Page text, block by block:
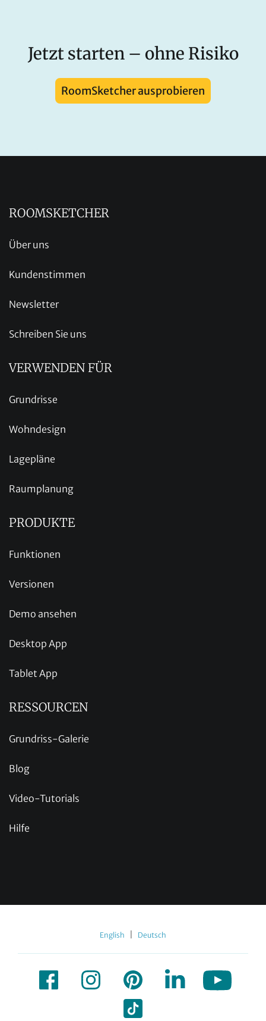
Jetzt starten – ohne Risiko
RoomSketcher ausprobieren
ROOMSKETCHER
Über uns
Kundenstimmen
Newsletter
Schreiben Sie uns
VERWENDEN FÜR
Grundrisse
Wohndesign
Lagepläne
Raumplanung
PRODUKTE
Funktionen
Versionen
Demo ansehen
Desktop App
Tablet App
RESSOURCEN
Grundriss-Galerie
Blog
Video-Tutorials
Hilfe
English Deutsch